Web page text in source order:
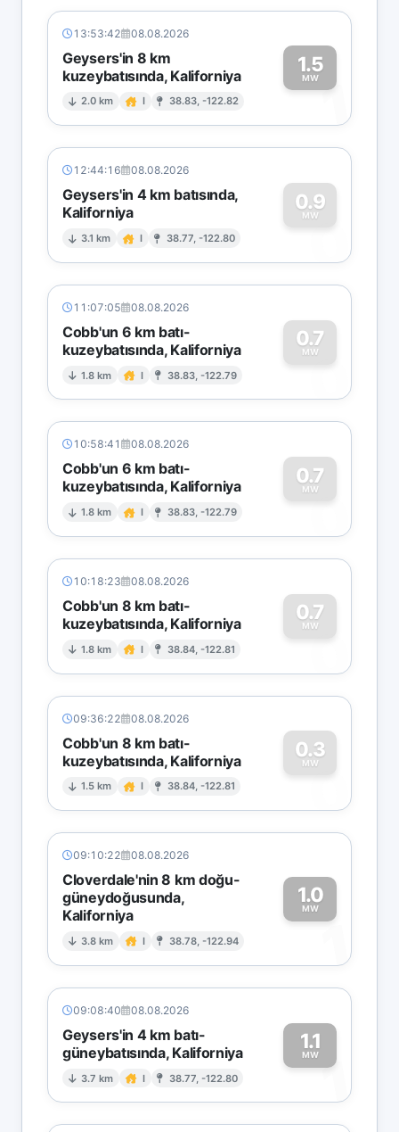
13:53:42 08.08.2026
Geysers'in 8 km
kuzeybatısında, Kaliforniya
2.0 km I 38.83, -122.82
1.5
MW1
12:44:16 08.08.2026
Geysers'in 4 km batısında,
Kaliforniya
3.1 km I 38.77, -122.80
0.9
MW
0
11:07:05 08.08.2026
Cobb'un 6 km batı-
kuzeybatısında, Kaliforniya
1.8 km I 38.83, -122.79
0.7
MW
0
10:58:41 08.08.2026
Cobb'un 6 km batı-
kuzeybatısında, Kaliforniya
1.8 km I 38.83, -122.79
0.7
MW
0
10:18:23 08.08.2026
Cobb'un 8 km batı-
kuzeybatısında, Kaliforniya
1.8 km I 38.84, -122.81
0.7
MW
0
09:36:22 08.08.2026
Cobb'un 8 km batı-
kuzeybatısında, Kaliforniya
1.5 km I 38.84, -122.81
0.3
MW
0
09:10:22 08.08.2026
Cloverdale'nin 8 km doğu-
güneydoğusunda,
Kaliforniya
3.8 km I 38.78, -122.94
1.0
MW
1
09:08:40 08.08.2026
Geysers'in 4 km batı-
güneybatısında, Kaliforniya
3.7 km I 38.77, -122.80
1.1
MW1